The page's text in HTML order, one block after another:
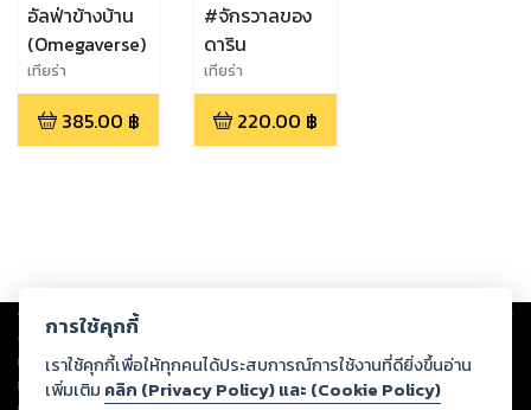
อัลฟ่าข้างบ้าน
(Omegaverse)
เทียร่า
385.00 ฿
#จักรวาลของ
ดาริน
เทียร่า
220.00 ฿
Copyright © 2026
ต่อผลงานหรือเนื้อหาใดที่อัปโหลดผ่านเว็บไซต์และปรากฏว่าละเมิดสิทธิใน
ทรัพย์สินทางปัญญาของบุคคลอื่นหรือขัดต่อกฎหมายและศีลธรรม ดังนั้น ผู้อ่าน
ทุกท่านโปรดใช้วิจารณญาณในการกลั่นกรองด้วยตนเอง และหากท่านพบว่าส่วน
การใช้คุกกี้
เราใช้คุกกี้เพื่อให้ทุกคนได้ประสบการณ์การใช้งานที่ดียิ่งขึ้นอ่าน
เพิ่มเติม คลิก (Privacy Policy) และ (Cookie Policy)